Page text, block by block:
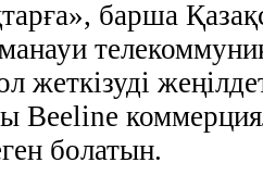
барша
жеткізуді
Beeline
болатын.